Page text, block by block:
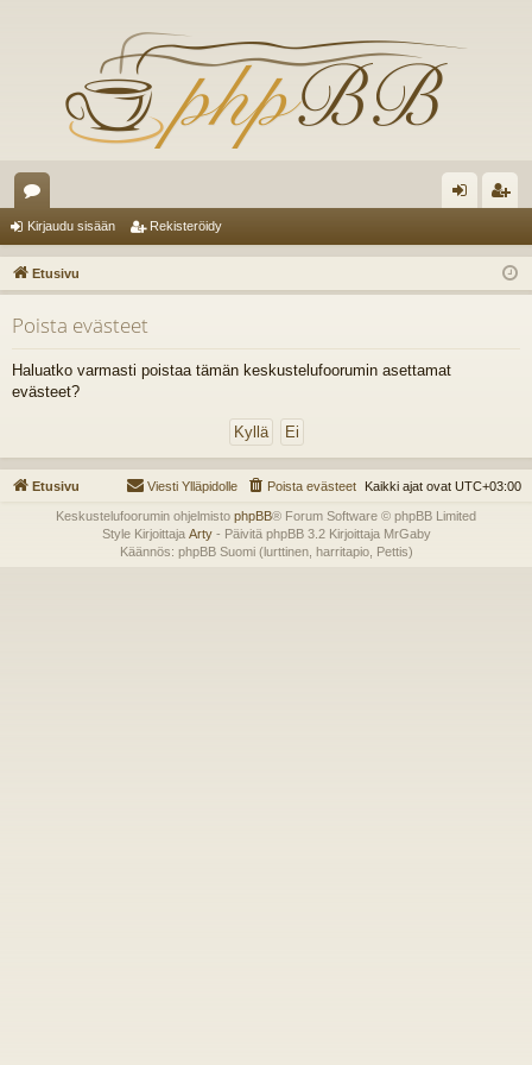
es
ku
st
el
ua
t
au
du
ist
er
Kirjaudu sisään Rekisteröidy
Etusivu
Poista evästeet
Haluatko varmasti poistaa tämän keskustelufoorumin asettamat
evästeet?
Etusivu Kaikki ajat ovat UTC+03:00
Poista evästeet
Viesti Ylläpidolle
Keskustelufoorumin ohjelmisto phpBB® Forum Software © phpBB Limited
Style Kirjoittaja Arty- Päivitä phpBB 3.2 Kirjoittaja MrGaby
Käännös: phpBB Suomi (lurttinen, harritapio, Pettis)